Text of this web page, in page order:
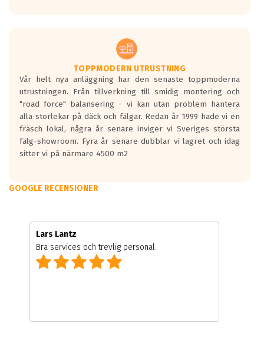
TOPPMODERN UTRUSTNING
Vår helt nya anläggning har den senaste toppmoderna
utrustningen. Från tillverkning till smidig montering och
"road force" balansering - vi kan utan problem hantera
alla storlekar på däck och fälgar. Redan år 1999 hade vi en
fräsch lokal, några år senare inviger vi Sveriges största
fälg-showroom. Fyra år senare dubblar vi lagret och idag
sitter vi på närmare 4500 m2
GOOGLE RECENSIONER
Lars Lantz
Bra services och trevlig personal.